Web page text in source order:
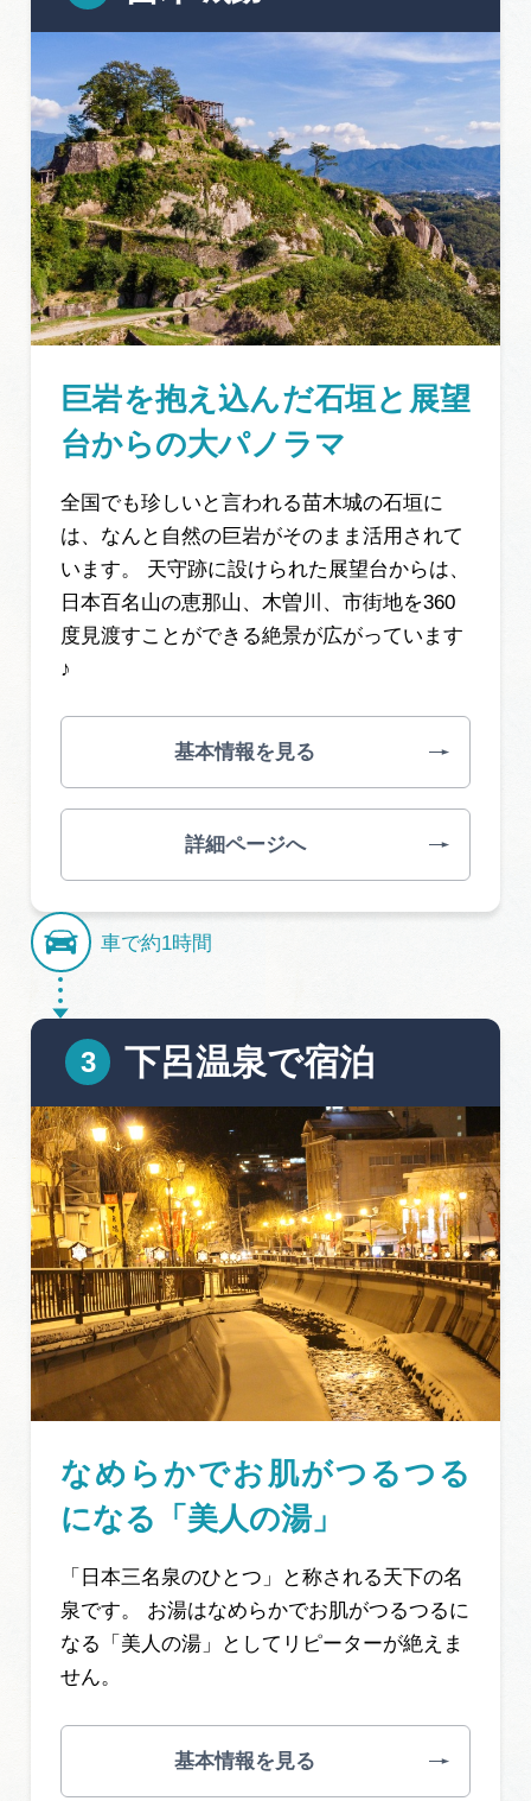
巨岩を抱え込んだ石垣と展望
台からの大パノラマ
全国でも珍しいと言われる苗木城の石垣に
は、なんと自然の巨岩がそのまま活用されて
います。 天守跡に設けられた展望台からは、
日本百名山の恵那山、木曽川、市街地を360
度見渡すことができる絶景が広がっています
♪
基本情報を見る
詳細ページへ
車で約1時間
下呂温泉で宿泊
なめらかでお肌がつるつる
になる「美人の湯」
「日本三名泉のひとつ」と称される天下の名
泉です。 お湯はなめらかでお肌がつるつるに
なる「美人の湯」としてリピーターが絶えま
せん。
基本情報を見る